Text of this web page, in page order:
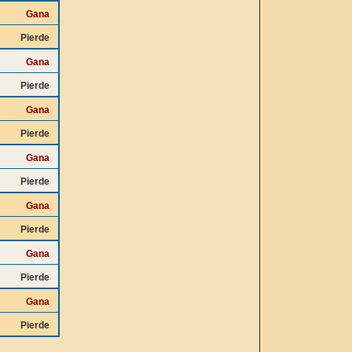
Gana
Pierde
Gana
Pierde
Gana
Pierde
Gana
Pierde
Gana
Pierde
Gana
Pierde
Gana
Pierde